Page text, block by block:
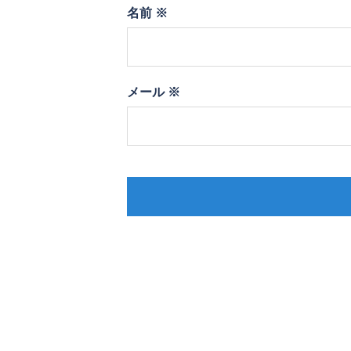
名前 ※
メール ※